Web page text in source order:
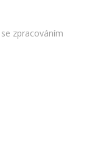
zpracováním